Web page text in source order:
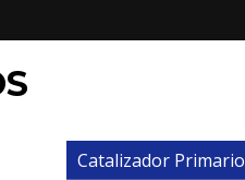
Catalizador Primario